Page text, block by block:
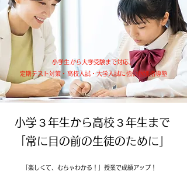
小学生から大学受験まで対応。
定期テスト対策・高校入試・大学入試に強い個別指導塾​
​小学３年生から高校３年生まで
「常に目の前の生徒のために」
「楽しくて、むちゃわかる！」授業で成績アップ！